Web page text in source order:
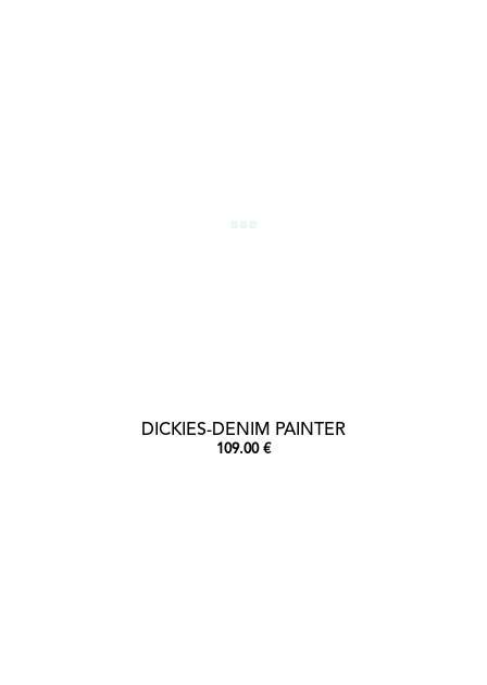
DICKIES-DENIM PAINTER
109.00 €